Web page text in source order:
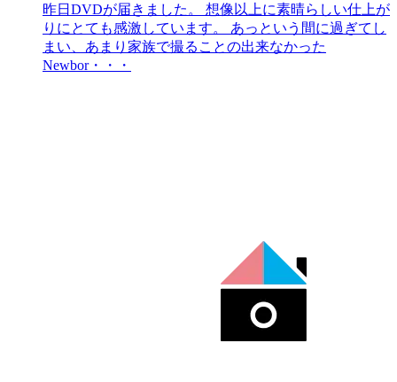
昨日DVDが届きました。 想像以上に素晴らしい仕上が
りにとても感激しています。 あっという間に過ぎてし
まい、あまり家族で撮ることの出来なかった
Newbor・・・